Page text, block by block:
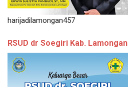
harijadilamongan457
RSUD dr Soegiri Kab. Lamongan